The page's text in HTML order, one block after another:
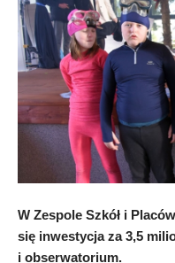
W Zespole Szkół i
się inwestycja za 3,5
i obserwatorium.